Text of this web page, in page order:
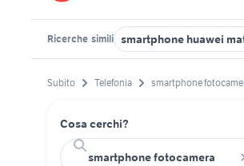
Ricerche simili smartphone huawei
Subito Telefonia smartphone
Cosa cerchi?